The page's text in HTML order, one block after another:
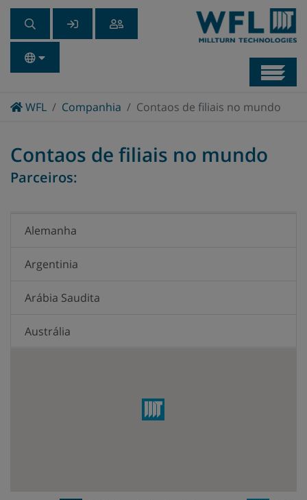
WFLHomeCompanhia Contaos de filiais no mundo
Contaos de filiais no mundo
Parceiros:
Alemanha
Argentinia
Arábia Saudita
Austrália